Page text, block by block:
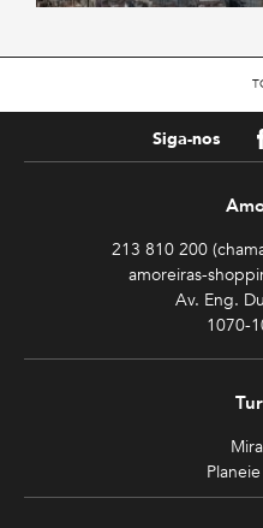
Siga-nos
213 810 200
amoreiras-
Av. Eng.
1070-